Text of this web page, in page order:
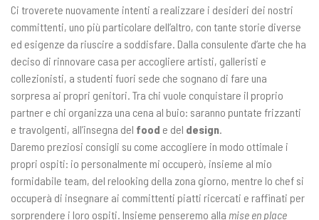
Ci troverete nuovamente intenti a realizzare i desideri dei nostri
committenti, uno più particolare dell’altro, con tante storie diverse
ed esigenze da riuscire a soddisfare. Dalla consulente d’arte che ha
deciso di rinnovare casa per accogliere artisti, galleristi e
collezionisti, a studenti fuori sede che sognano di fare una
sorpresa ai propri genitori. Tra chi vuole conquistare il proprio
partner e chi organizza una cena al buio: saranno puntate frizzanti
e travolgenti, all’insegna del food e del design.
Daremo preziosi consigli su come accogliere in modo ottimale i
propri ospiti: io personalmente mi occuperò, insieme al mio
formidabile team, del relooking della zona giorno, mentre lo chef si
occuperà di insegnare ai committenti piatti ricercati e raffinati per
sorprendere i loro ospiti. Insieme penseremo alla mise en place